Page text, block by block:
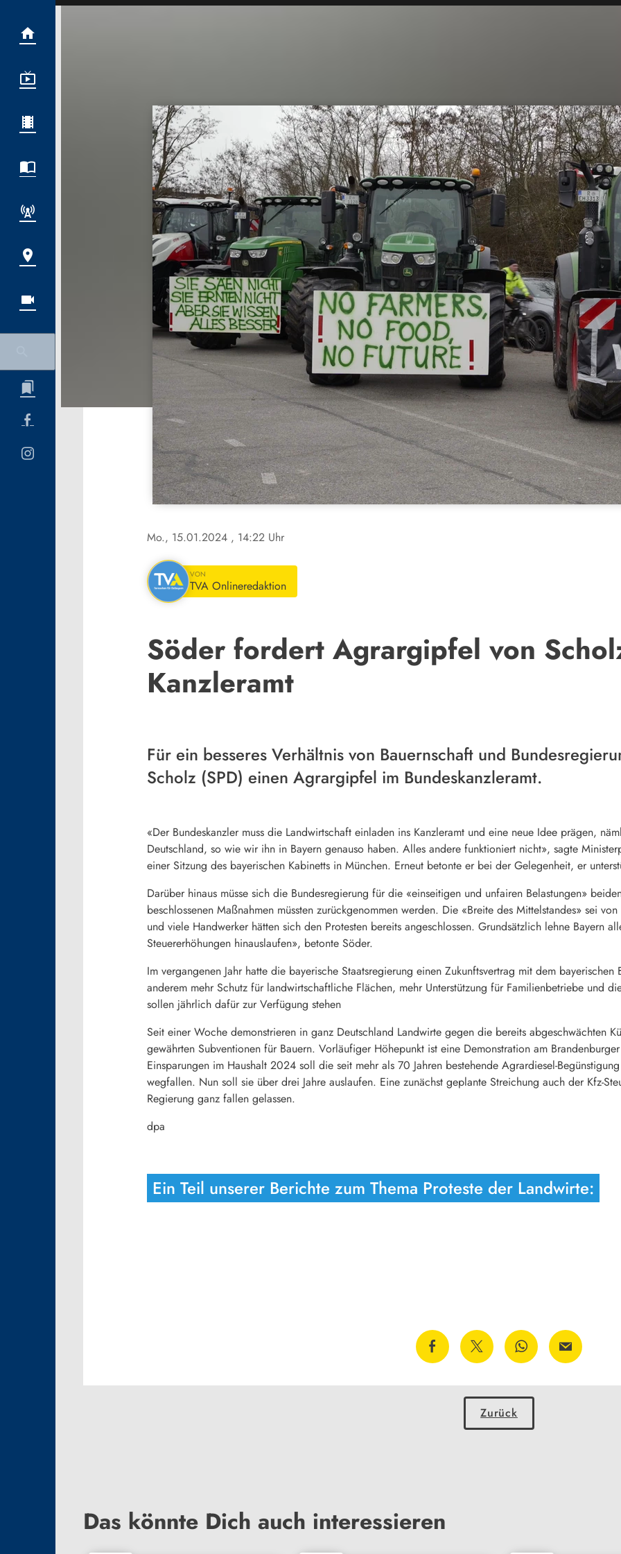
Mo., 15.01.2024 , 14:22 Uhr
VON
TVA Onlineredaktion
Söder fordert Agrargipfel von
Kanzleramt
Für ein besseres Verhältnis von Bauernschaft und
Scholz (SPD) einen Agrargipfel im Bundeskanzleramt.
«Der Bundeskanzler muss die Landwirtschaft einladen ins Kanzleramt und eine neue Idee prägen,
Deutschland, so wie wir ihn in Bayern genauso haben. Alles andere funktioniert nicht», sagte
einer Sitzung des bayerischen Kabinetts in München. Erneut betonte er bei der Gelegenheit, er
Darüber hinaus müsse sich die Bundesregierung für die «einseitigen und unfairen Belastungen»
beschlossenen Maßnahmen müssten zurückgenommen werden. Die «Breite des Mittelstandes» sei
und viele Handwerker hätten sich den Protesten bereits angeschlossen. Grundsätzlich lehne Bayern
Steuererhöhungen hinauslaufen», betonte Söder.
Im vergangenen Jahr hatte die bayerische Staatsregierung einen Zukunftsvertrag mit dem
anderem mehr Schutz für landwirtschaftliche Flächen, mehr Unterstützung für Familienbetriebe und
sollen jährlich dafür zur Verfügung stehen
Seit einer Woche demonstrieren in ganz Deutschland Landwirte gegen die bereits abgeschwächten
gewährten Subventionen für Bauern. Vorläufiger Höhepunkt ist eine Demonstration am
Einsparungen im Haushalt 2024 soll die seit mehr als 70 Jahren bestehende Agrardiesel-
wegfallen. Nun soll sie über drei Jahre auslaufen. Eine zunächst geplante Streichung auch der Kfz-
Regierung ganz fallen gelassen.
dpa
Ein Teil unserer Berichte zum Thema Proteste der Landwirte:
Zurück
Das könnte Dich auch interessieren